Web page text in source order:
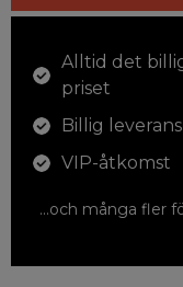
Alltid det
priset
Billig leverans
VIP-åtkomst
...och många fler